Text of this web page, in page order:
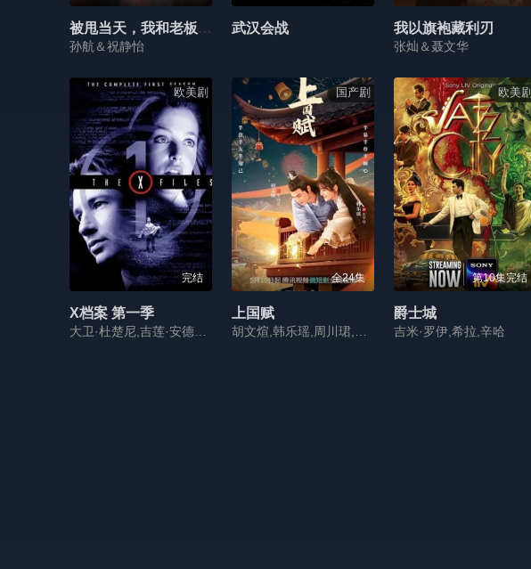
被甩当天，我和老板领了证
孙航＆祝静怡
武汉会战 我以旗袍藏利刃
张灿＆聂文华
欧美剧
完结
X档案 第一季
国产剧
全24集
上国赋
欧美剧
第10集完结
爵士城
吉米·罗伊,希拉,辛哈